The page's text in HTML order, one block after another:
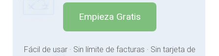
Empieza Gratis
Fácil de usar · Sin límite de facturas · Sin tarjeta de